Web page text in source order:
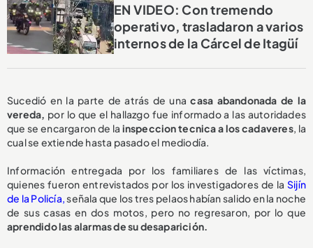
EN VIDEO: Con tremendo
operativo, trasladaron a varios
internos de la Cárcel de Itagüí
Sucedió en la parte de atrás de unacasa abandonada de la
vereda, por lo que el hallazgo fue informado a las autoridades
que se encargaron de la inspeccion tecnica a los cadaveres, la
cual se extiende hasta pasado el mediodía.
Información entregada por los familiares de las víctimas,
quienes fueron entrevistados por los investigadores de la Sijín
de la Policía,señala que los tres pelaos habían salido en la noche
de sus casas en dos motos, pero no regresaron, por lo que
aprendido las alarmas de su desaparición.